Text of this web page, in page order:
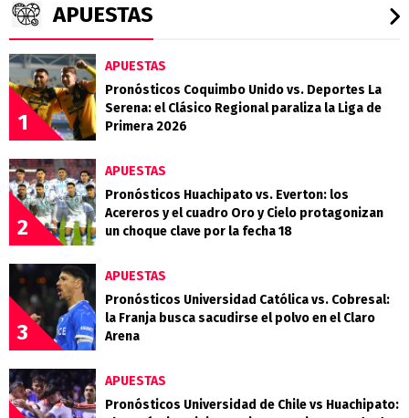
APUESTAS
1
APUESTAS
Pronósticos Coquimbo Unido vs. Deportes La
Serena: el Clásico Regional paraliza la Liga de
Primera 2026
2
APUESTAS
Pronósticos Huachipato vs. Everton: los
Acereros y el cuadro Oro y Cielo protagonizan
un choque clave por la fecha 18
3
APUESTAS
Pronósticos Universidad Católica vs. Cobresal:
la Franja busca sacudirse el polvo en el Claro
Arena
APUESTAS
Pronósticos Universidad de Chile vs Huachipato: